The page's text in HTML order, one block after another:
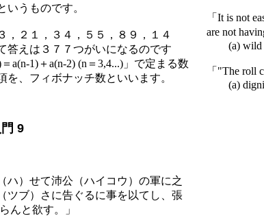
いうものです。
２１，３４，５５，８９，１４
答えは３７７つがいになるのです
a(n-1)＋a(n-2) (n＝3,4...)」で定まる数
、フィボナッチ数といいます。
9
ハ）せて沛公（ハイコウ）の軍に之
ツブ）さに告ぐるに事を以てし、張
んと欲す。」
「It is not
are not
(a) wild
「"The roll
(a)